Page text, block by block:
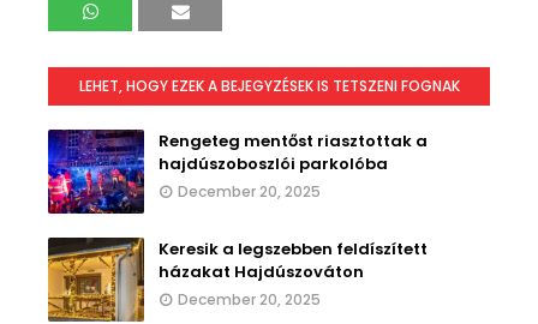
LEHET, HOGY EZEK A BEJEGYZÉSEK IS TETSZENI FOGNAK
Rengeteg mentőst riasztottak a
hajdúszoboszlói parkolóba
December 20, 2025
Keresik a legszebben feldíszített
házakat Hajdúszováton
December 20, 2025